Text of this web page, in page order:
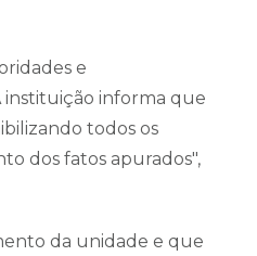
e
instituição informa que
todos os
dos fatos apurados",
da unidade e que